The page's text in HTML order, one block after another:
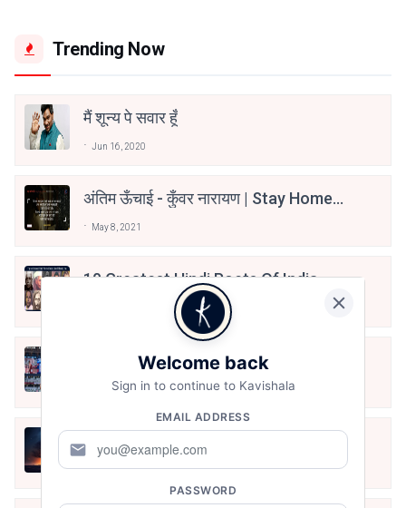
Trending Now
मैं शून्य पे सवार हूँ
Jun 16, 2020
अंतिम ऊँचाई - कुँवर नारायण | Stay Home
May 8, 2021
10 Greatest Hindi Poets Of India
तू भी है राणा का वंशज फेंक जहां तक भाला जाए:
वाहिद अली वाहिद
Aug 7, 2021
हिज्र पे ये रात भी
May 12, 2024
Welcome back
Sign in to continue to Kavishala
EMAIL ADDRESS
mail
PASSWORD